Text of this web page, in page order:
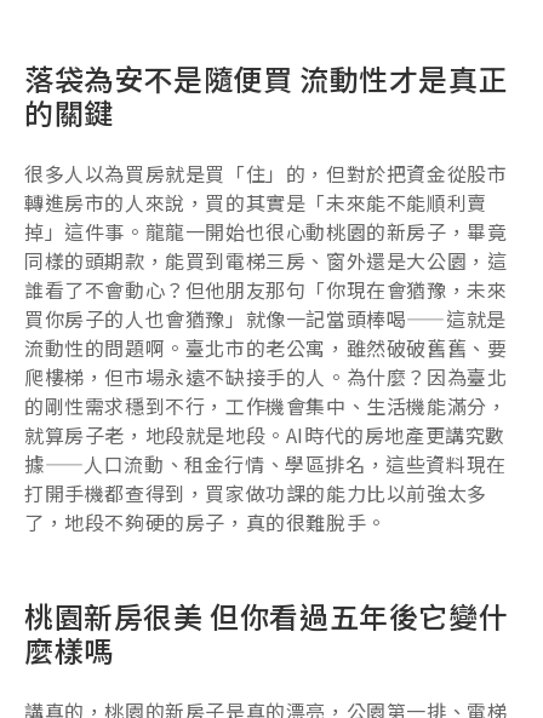
落袋為安不是隨便買 流動性才是真正
的關鍵
很多人以為買房就是買「住」的，但對於把資金從股市
轉進房市的人來說，買的其實是「未來能不能順利賣
掉」這件事。龍龍一開始也很心動桃園的新房子，畢竟
同樣的頭期款，能買到電梯三房、窗外還是大公園，這
誰看了不會動心？但他朋友那句「你現在會猶豫，未來
買你房子的人也會猶豫」就像一記當頭棒喝——這就是
流動性的問題啊。臺北市的老公寓，雖然破破舊舊、要
爬樓梯，但市場永遠不缺接手的人。為什麼？因為臺北
的剛性需求穩到不行，工作機會集中、生活機能滿分，
就算房子老，地段就是地段。AI時代的房地產更講究數
據——人口流動、租金行情、學區排名，這些資料現在
打開手機都查得到，買家做功課的能力比以前強太多
了，地段不夠硬的房子，真的很難脫手。
桃園新房很美 但你看過五年後它變什
麼樣嗎
講真的，桃園的新房子是真的漂亮，公園第一排、電梯